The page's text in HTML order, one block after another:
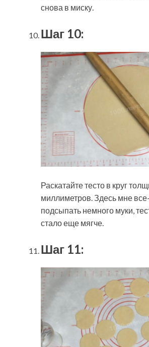
снова в миску.
Шаг 10:
Раскатайте тесто в круг
миллиметров. Здесь мне
подсыпать немного муки,
стало еще мягче.
Шаг 11: